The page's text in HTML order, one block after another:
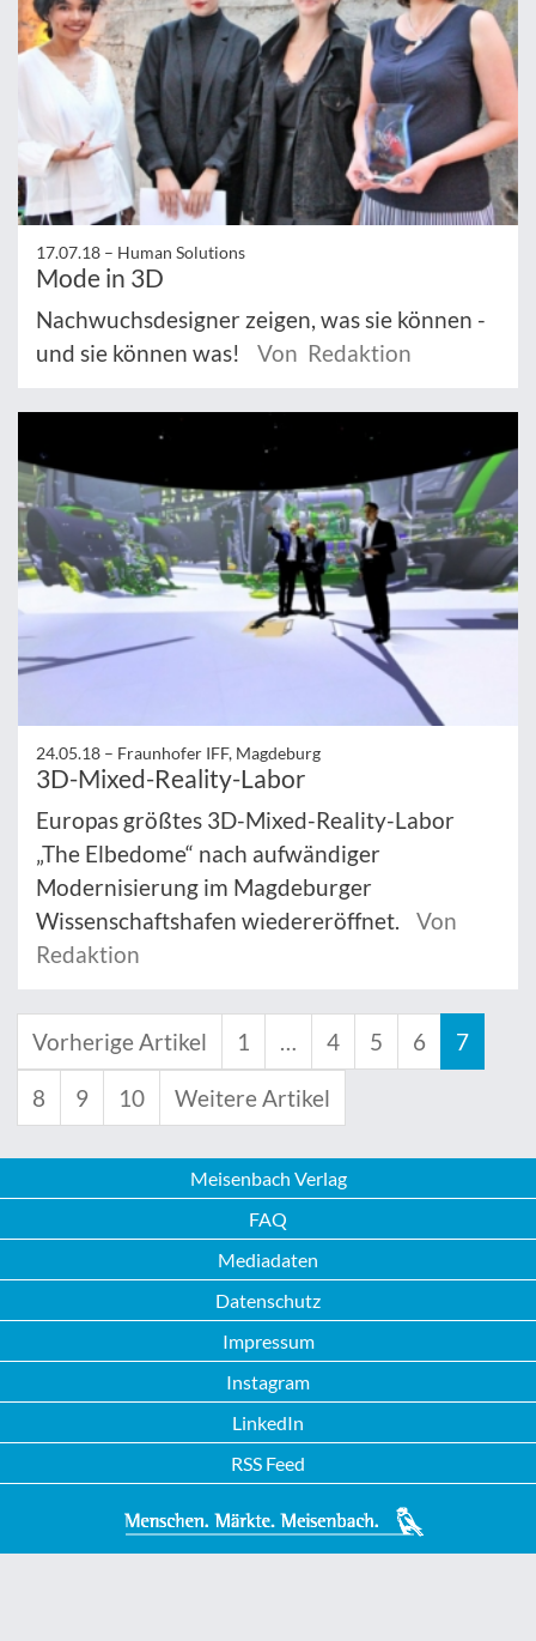
17.07.18 – Human Solutions
Mode in 3D
Nachwuchsdesigner zeigen, was sie können -
und sie können was!
Von Redaktion
24.05.18 – Fraunhofer IFF, Magdeburg
3D-Mixed-Reality-Labor
Europas größtes 3D-Mixed-Reality-Labor
„The Elbedome“ nach aufwändiger
Modernisierung im Magdeburger
Wissenschaftshafen wiedereröffnet.
Von
Redaktion
Vorherige Artikel 1 … 4 5 6 7
8 9 10 Weitere Artikel
Meisenbach Verlag
FAQ
Mediadaten
Datenschutz
Impressum
Instagram
LinkedIn
RSS Feed